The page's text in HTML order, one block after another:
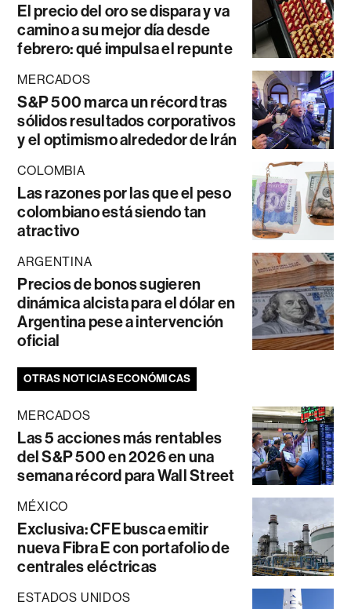
El precio del oro se dispara y va
camino a su mejor día desde
febrero: qué impulsa el repunte
MERCADOS
S&P 500 marca un récord tras
sólidos resultados corporativos
y el optimismo alrededor de Irán
COLOMBIA
Las razones por las que el peso
colombiano está siendo tan
atractivo
ARGENTINA
Precios de bonos sugieren
dinámica alcista para el dólar en
Argentina pese a intervención
oficial
OTRAS NOTICIAS ECONÓMICAS
MERCADOS
Las 5 acciones más rentables
del S&P 500 en 2026 en una
semana récord para Wall Street
MÉXICO
Exclusiva: CFE busca emitir
nueva Fibra E con portafolio de
centrales eléctricas
ESTADOS UNIDOS